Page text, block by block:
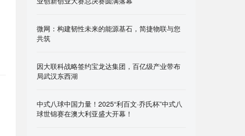
微网：构建韧性未来的能源基石，简捷物联与您
共筑
因大联科战略签约宝龙达集团，百亿级产业带布
局武汉东西湖
中式八球中国力量！2025“利百文·乔氏杯”中式八
球世锦赛在澳大利亚盛大开幕！